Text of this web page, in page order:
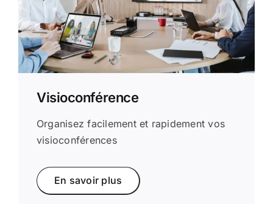
Visioconférence
Organisez facilement et rapidement vos
visioconférences
En savoir plus